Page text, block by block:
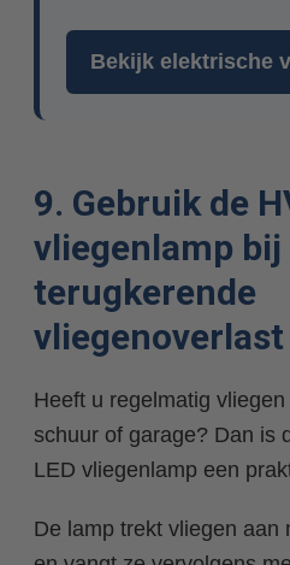
Bekijk elektrische
9. Gebruik de
vliegenlamp bij
terugkerende
vliegenoverlast
Heeft u regelmatig
schuur of garage? Dan is
LED vliegenlamp een
De lamp trekt vliegen aan